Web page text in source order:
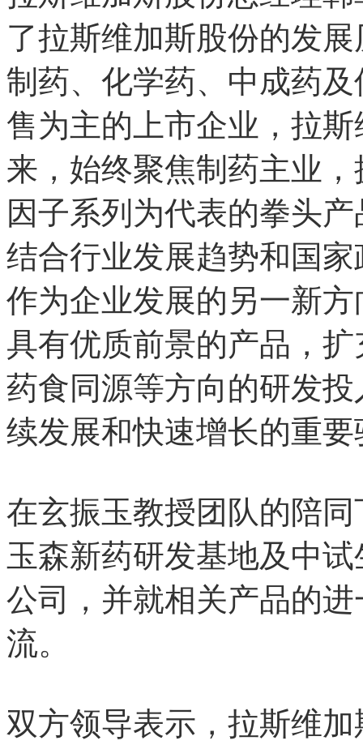
了拉斯维加斯股份的发
制药、化学药、中成药
售为主的上市企业，拉
来，始终聚焦制药主业
因子系列为代表的拳头
结合行业发展趋势和国
作为企业发展的另一新
具有优质前景的产品，
药食同源等方向的研发
续发展和快速增长的重
在玄振玉教授团队的陪
玉森新药研发基地及中
公司，并就相关产品的
流。
双方领导表示，拉斯维